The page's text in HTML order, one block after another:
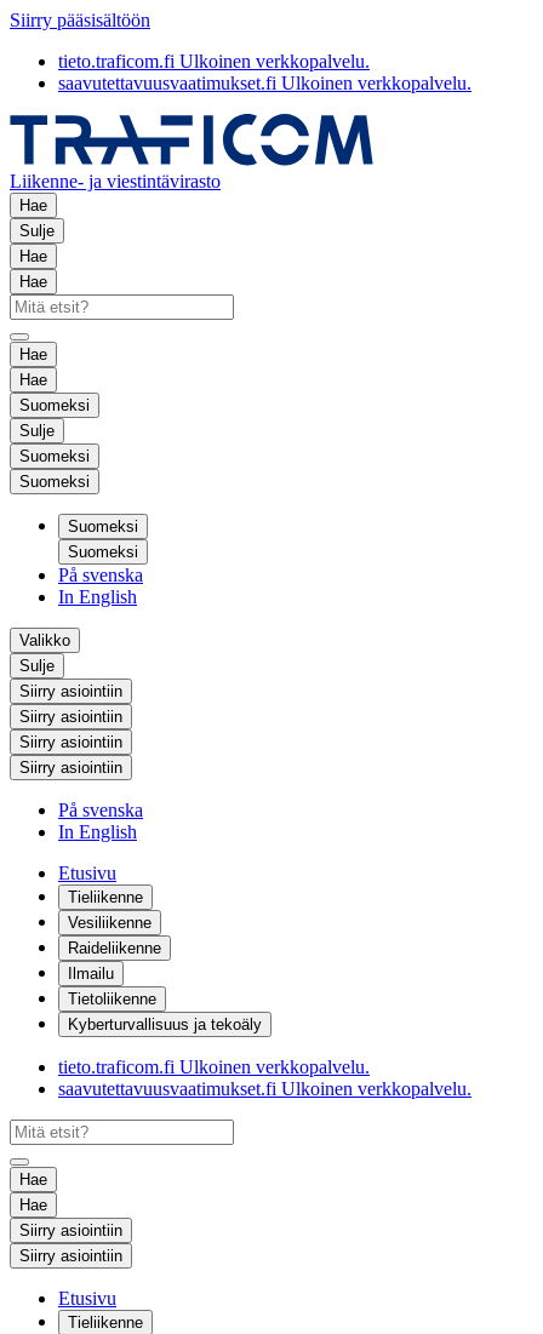
Siirry pääsisältöön
tieto.traficom.fi Ulkoinen verkkopalvelu.
saavutettavuusvaatimukset.fi Ulkoinen verkkopalvelu.
Liikenne- ja viestintävirasto
Hae
Sulje
Hae
Hae
Hae
Hae
Suomeksi
Sulje
Suomeksi
Suomeksi
Suomeksi
Suomeksi
På svenska
In English
Valikko
Sulje
Siirry asiointiin
Siirry asiointiin
Siirry asiointiin
Siirry asiointiin
På svenska
In English
Etusivu
Tieliikenne
Vesiliikenne
Raideliikenne
Ilmailu
Tietoliikenne
Kyberturvallisuus ja tekoäly
tieto.traficom.fi Ulkoinen verkkopalvelu.
saavutettavuusvaatimukset.fi Ulkoinen verkkopalvelu.
Hae
Hae
Siirry asiointiin
Siirry asiointiin
Etusivu
Tieliikenne